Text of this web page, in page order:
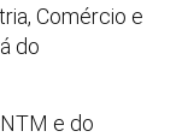
Comércio e
do
e do